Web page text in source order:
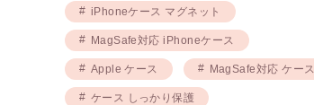
iPhoneケース マグネット
MagSafe対応 iPhoneケース
Apple ケース MagSafe対応 ケース
ケース しっかり保護